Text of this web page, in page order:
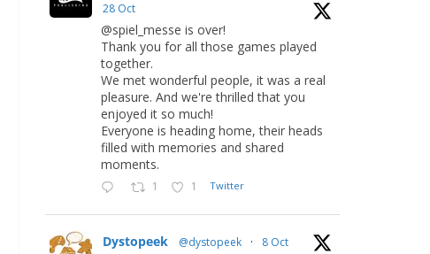
28 Oct
@spiel_messe is over!
Thank you for all those games played
together.
We met wonderful people, it was a real
pleasure. And we're thrilled that you
enjoyed it so much!
Everyone is heading home, their heads
filled with memories and shared
moments.
1 1 Twitter
Dystopeek @dystopeek · 8 Oct